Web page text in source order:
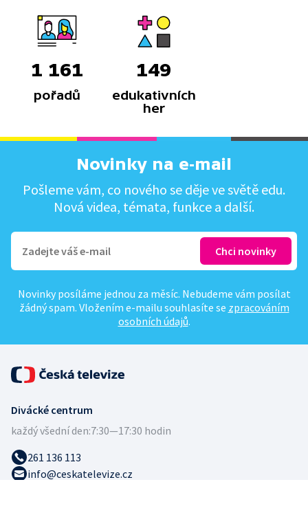
1 161
pořadů
149
edukativních
her
Novinky na e-mail
Pošleme vám, co nového se děje ve světě edu.
Nová videa, témata, funkce a další.
Novinky posíláme jednou za měsíc. Nebudeme vám posílat
žádný spam. Vložením e-mailu souhlasíte se zpracováním
osobních údajů.